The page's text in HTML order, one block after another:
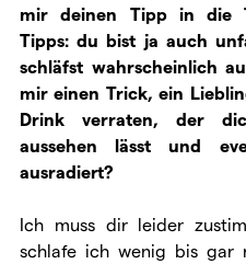
mir deinen Tipp in die
Tipps:du bist ja auch
schläfst wahrscheinlich
mir einen Trick, ein
Drink verraten, der
aussehen lässt und
ausradiert?
Ich muss dir leider
schlafe ich wenig bis gar